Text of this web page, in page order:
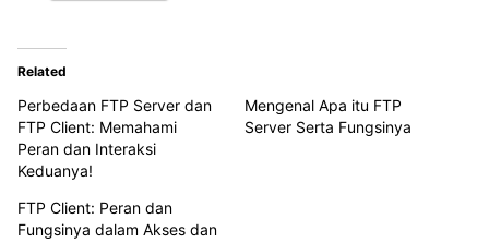
Related
Perbedaan FTP Server dan
FTP Client: Memahami
Peran dan Interaksi
Keduanya!
Mengenal Apa itu FTP
Server Serta Fungsinya
FTP Client: Peran dan
Fungsinya dalam Akses dan